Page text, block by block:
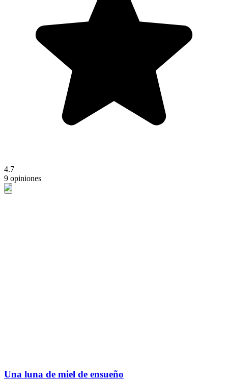
4.7
9 opiniones
Una luna de miel de ensueño